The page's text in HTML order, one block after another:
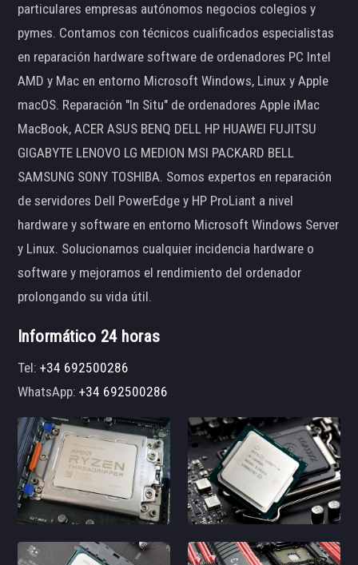
particulares empresas autónomos negocios colegios y
pymes. Contamos con técnicos cualificados especialistas
en reparación hardware software de ordenadores PC Intel
AMD y Mac en entorno Microsoft Windows, Linux y Apple
macOS. Reparación "In Situ" de ordenadores Apple iMac
MacBook, ACER ASUS BENQ DELL HP HUAWEI FUJITSU
GIGABYTE LENOVO LG MEDION MSI PACKARD BELL
SAMSUNG SONY TOSHIBA. Somos expertos en reparación
de servidores Dell PowerEdge y HP ProLiant a nivel
hardware y software en entorno Microsoft Windows Server
y Linux. Solucionamos cualquier incidencia hardware o
software y mejoramos el rendimiento del ordenador
prolongando su vida útil.
Informático 24 horas
Tel:+34 692500286
WhatsApp:+34 692500286